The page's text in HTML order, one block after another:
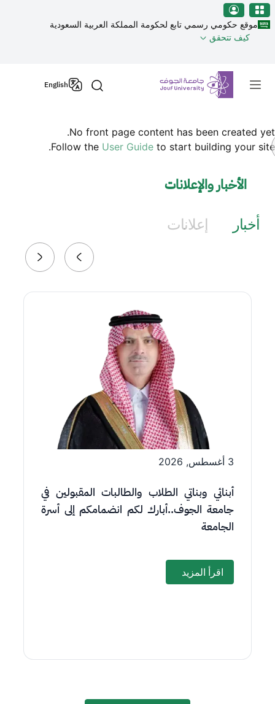
منطقة الجوف-جامعة الجوف
تجاوز إلى المحتوى الرئيسي
موقع حكومي رسمي تابع لحكومة المملكة العربية السعودية
كيف تتحقق
Primary menu
English
No front page content has been created yet.
Follow the User Guide to start building your site.
الأخبار والإعلانات
أخبار إعلانات
3 أغسطس, 2026
أبنائي وبناتي الطلاب والطالبات المقبولين في
جامعة الجوف..أبارك لكم انضمامكم إلى أسرة
الجامعة
اقرأ المزيد